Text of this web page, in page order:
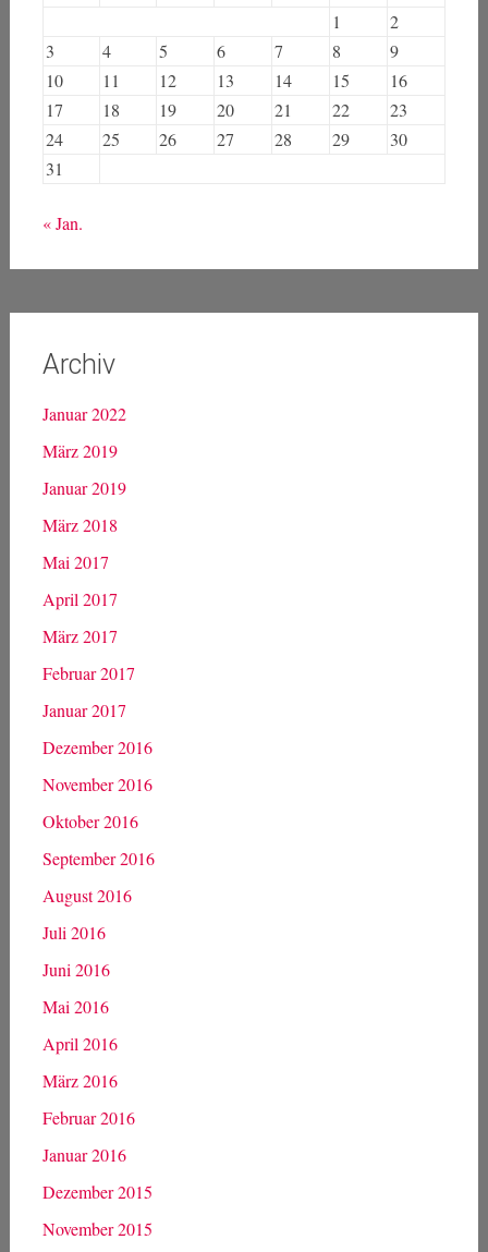
1
2
3
4 5 6 7 8
9
10
11 12 13 14 15
16
17
18 19 20 21 22
23
24
25 26 27 28 29
30
31
« Jan.
Archiv
Januar 2022
März 2019
Januar 2019
März 2018
Mai 2017
April 2017
März 2017
Februar 2017
Januar 2017
Dezember 2016
November 2016
Oktober 2016
September 2016
August 2016
Juli 2016
Juni 2016
Mai 2016
April 2016
März 2016
Februar 2016
Januar 2016
Dezember 2015
November 2015